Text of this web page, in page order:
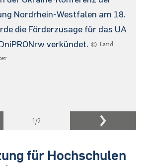
Nordrhein-Westfalen am 18.
die Förderzusage für das UA
verkündet. © Land
1/2
für Hochschulen